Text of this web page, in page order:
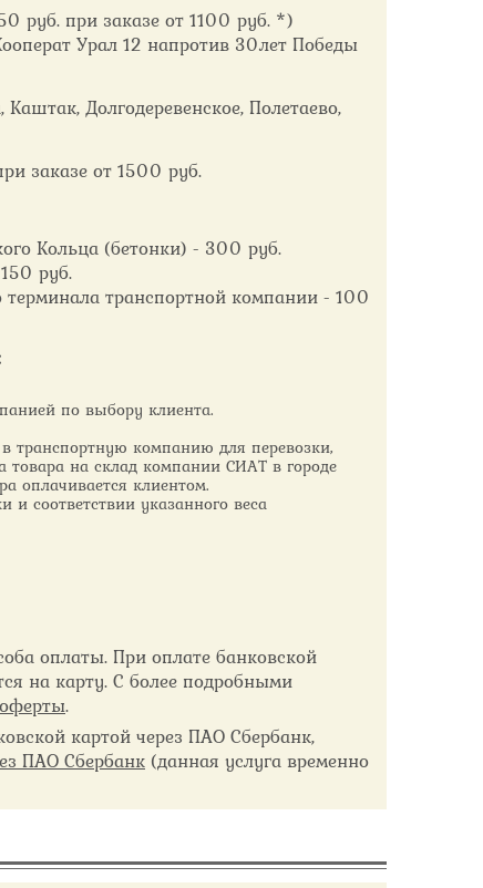
руб. при заказе от 1100 руб. *)
Урал 12 напротив 30лет Победы
Долгодеревенское, Полетаево,
заказе от 1500 руб.
Кольца (бетонки) - 300 руб.
руб.
транспортной компании - 100
по выбору клиента.
транспортную компанию для перевозки,
товара на склад компании СИАТ в городе
оплачивается клиентом.
и соответствии указанного веса
оплаты. При оплате банковской
на карту. С более подробными
.
картой через ПАО Сбербанк,
ПАО Сбербанк (данная услуга временно